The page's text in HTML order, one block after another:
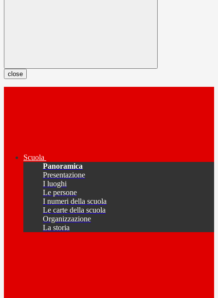
close
Scuola
Panoramica
Presentazione
I luoghi
Le persone
I numeri della scuola
Le carte della scuola
Organizzazione
La storia